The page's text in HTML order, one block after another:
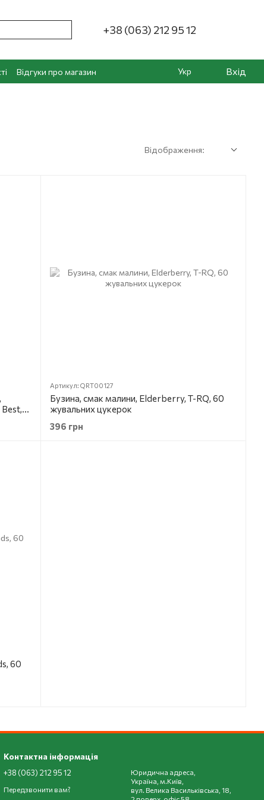
+38 (063) 212 95 12
Відгуки про магазин
Укр Вхід
Відображення:
Артикул: QRT00127
Бузина, смак малини, Elderberry, T-RQ, 60
жувальних цукерок
396 грн
60
Контактна інформація
+38 (063) 212 95 12
Передзвонити вам?
Юридична адреса,
Україна, м.Київ,
вул. Велика Васильківська, 18,